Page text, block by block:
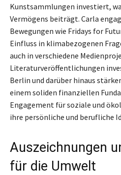
Kunstsammlungen investiert,
Vermögens beiträgt. Carla
Bewegungen wie Fridays for
Einfluss in klimabezogenen
auch in verschiedene
Literaturveröffentlichungen
Berlin und darüber hinaus
einem soliden finanziellen
Engagement für soziale und
ihre persönliche und berufliche
Auszeichnungen
für die Umwelt